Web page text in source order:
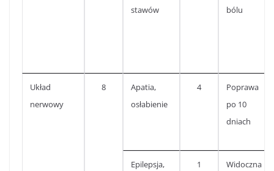
stawów
bólu
Układ
nerwowy
8
Apatia,
osłabienie
4
Poprawa
po 10
dniach
Epilepsja,
1
Widoczna